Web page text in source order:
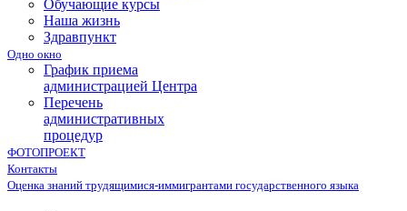
Обучающие курсы
Наша жизнь
Здравпункт
Одно окно
График приема
администрацией Центра
Перечень
административных
процедур
ФОТОПРОЕКТ
Контакты
Оценка знаний трудящимися-иммигрантами государственного языка